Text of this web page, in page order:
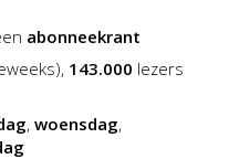
abonneekrant
143.000 lezers
, woensdag,